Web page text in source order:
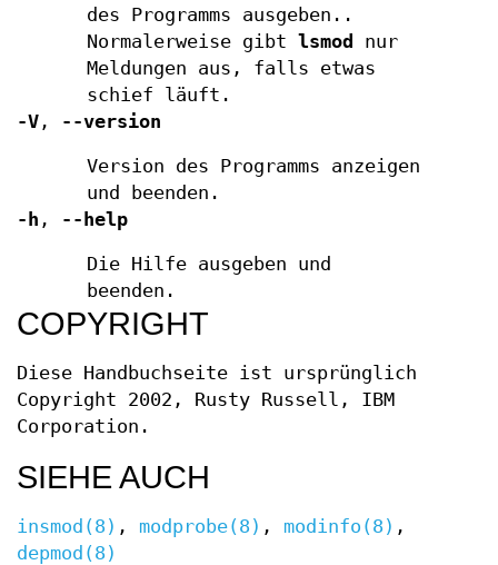
des Programms ausgeben..
Normalerweise gibtlsmod
nur
Meldungen aus, falls etwas
schief läuft.
-V , --version
Version des Programms anzeigen
und beenden.
-h , --help
Die Hilfe ausgeben und
beenden.
COPYRIGHT
Diese Handbuchseite ist ursprünglich
Copyright 2002, Rusty Russell, IBM
Corporation.
SIEHE AUCH
insmod(8) , modprobe(8) , modinfo(8) ,
depmod(8)